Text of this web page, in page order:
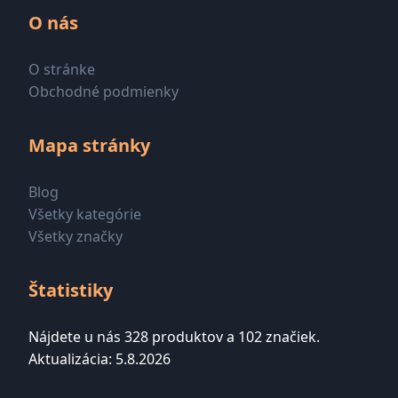
O nás
O stránke
Obchodné podmienky
Mapa stránky
Blog
Všetky kategórie
Všetky značky
Štatistiky
Nájdete u nás 328 produktov a 102 značiek.
Aktualizácia: 5.8.2026